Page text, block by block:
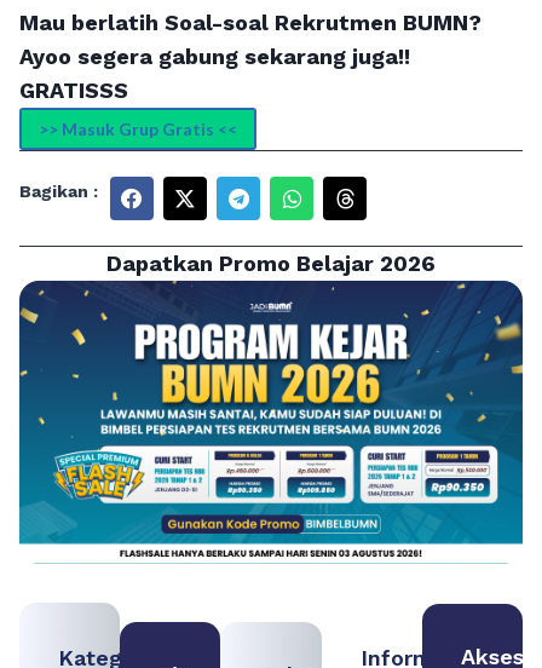
Mau berlatih Soal-soal Rekrutmen BUMN?
Ayoo segera gabung sekarang juga!!
GRATISSS
>> Masuk Grup Gratis <<
Bagikan :
Dapatkan Promo Belajar 2026
Kategori
InformasiAkses